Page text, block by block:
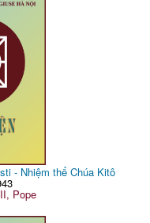
- Nhiệm thể Chúa Kitô
Pope